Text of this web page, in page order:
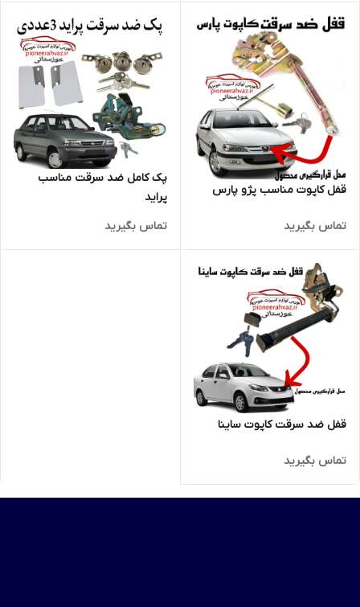
قفل کاپوت مناسب پژو پارس
تماس بگیرید
پک کامل ضد سرقت مناسب
پراید
تماس بگیرید
قفل ضد سرقت کاپوت ساینا
تماس بگیرید